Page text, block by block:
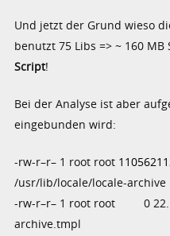
Und jetzt der Grund wieso
benutzt 75 Libs => ~ 160
Script!
Bei der Analyse ist aber
eingebunden wird:
-rw-r–r– 1 root root
/usr/lib/locale/locale-archive
-rw-r–r– 1 root root 0 22.
archive.tmpl